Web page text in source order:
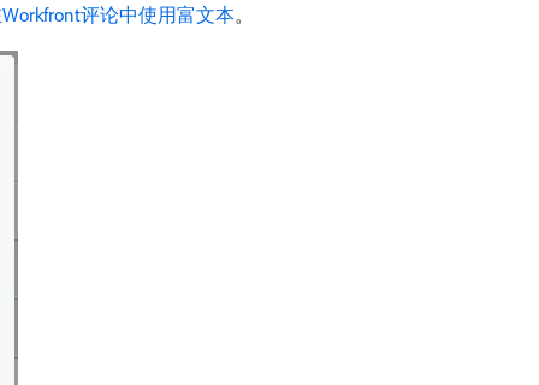
评论中使用富文本。